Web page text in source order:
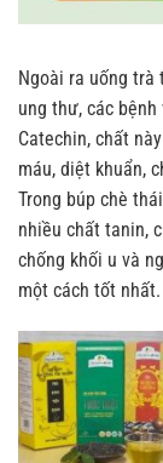
Ngoài ra uống trà
ung thư, các
Catechin, chất
máu, diệt khuẩn,
Trong búp chè
nhiều chất tanin,
chống khối u và
một cách tốt nhất.